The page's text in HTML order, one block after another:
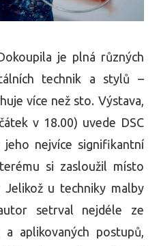
je plná různých
technik a stylů –
více než sto. Výstava,
v 18.00) uvede DSC
nejvíce signifikantní
si zasloužil místo
u techniky malby
setrval nejdéle ze
a aplikovaných postupů,